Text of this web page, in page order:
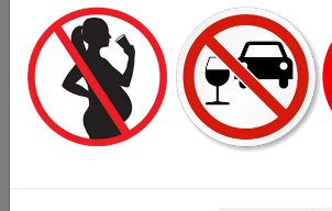
Absolut Vodka Vanilia
750 ml